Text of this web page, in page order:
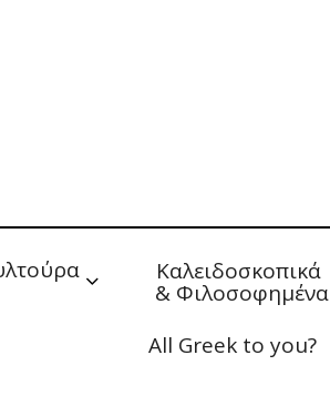
Καλειδοσκοπικά
& Φιλοσοφημένα
All Greek to you?